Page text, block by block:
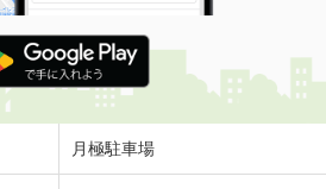
月極駐車場